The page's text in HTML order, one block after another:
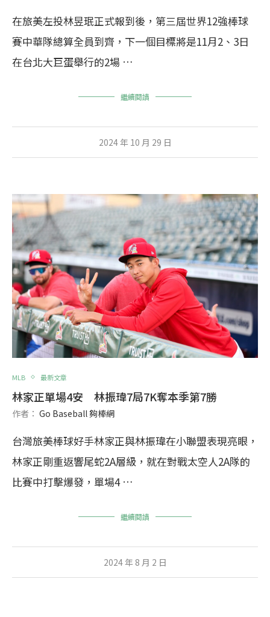
在旅美左投林昱珉正式報到後，第三屆世界12強棒球
賽中華隊總算全員到齊，下一個目標將是11月2、3日
在台北大巨蛋舉行的2場 …
繼續閱讀
2024 年 10 月 29 日
MLB 最新文章
林家正單場4安 林振瑋7局7K奪本季第7勝
作者： Go Baseball 夠棒網
台灣旅美棒球好手林家正與林振瑋在小聯盟表現亮眼，
林家正剛重返響尾蛇2A層級，就在對戰太空人2A隊的
比賽中打擊爆發，單場4 …
繼續閱讀
2024 年 8 月 2 日